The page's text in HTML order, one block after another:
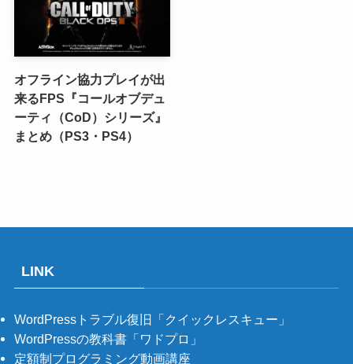
オフライン協力プレイが出
来るFPS『コールオブデュ
ーティ（CoD）シリーズ』
まとめ（PS3・PS4）
LINK
WordPressトラブル復旧「クイックレスキュー」
WordPressの教科書「ワドプロ」
定額制プログラミング動画講座